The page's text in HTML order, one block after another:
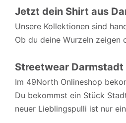
Jetzt dein Shirt aus
Unsere Kollektionen sind
Ob du deine Wurzeln
Streetwear Darmstadt
Im 49North Onlineshop
Du bekommst ein Stück
neuer Lieblingspulli ist nur